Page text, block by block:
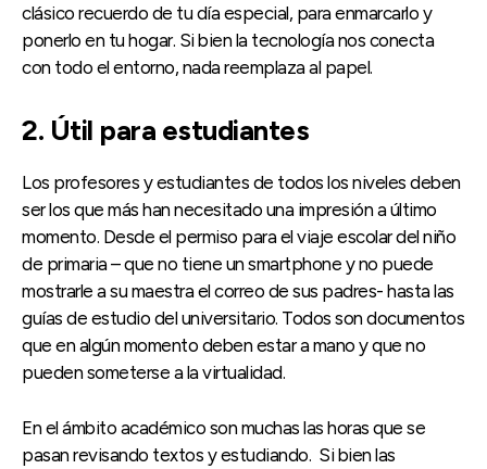
clásico recuerdo de tu día especial, para enmarcarlo y
ponerlo en tu hogar. Si bien la tecnología nos conecta
con todo el entorno, nada reemplaza al papel.
2. Útil para estudiantes
Los profesores y estudiantes de todos los niveles deben
ser los que más han necesitado una impresión a último
momento. Desde el permiso para el viaje escolar del niño
de primaria – que no tiene un smartphone y no puede
mostrarle a su maestra el correo de sus padres- hasta las
guías de estudio del universitario. Todos son documentos
que en algún momento deben estar a mano y que no
pueden someterse a la virtualidad.
En el ámbito académico son muchas las horas que se
pasan revisando textos y estudiando. Si bien las